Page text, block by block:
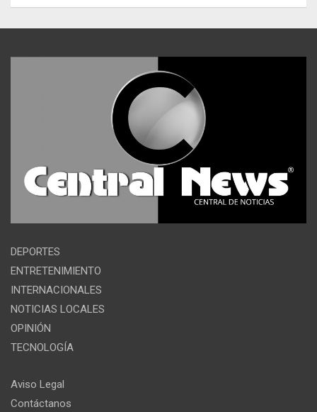
DEPORTES
ENTRETENIMIENTO
INTERNACIONALES
NOTICIAS LOCALES
OPINIÓN
TECNOLOGÍA
Aviso Legal
Contáctanos